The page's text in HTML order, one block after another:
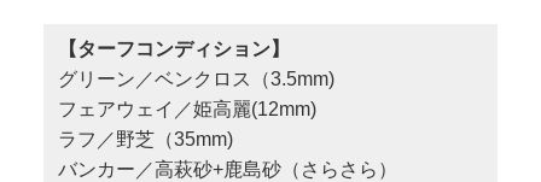
【ターフコンディション】
グリーン／ベンクロス（3.5mm)
フェアウェイ／姫高麗(12mm)
ラフ／野芝（35mm)
バンカー／高萩砂+鹿島砂（さらさら）